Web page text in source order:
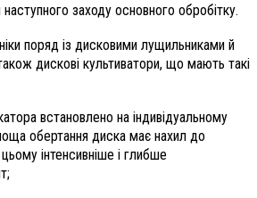
заходу основного обробітку.
поряд із дисковими лущильниками й
дискові культиватори, що мають такі
встановлено на індивідуальному
обертання диска має нахил до
інтенсивніше і глибше